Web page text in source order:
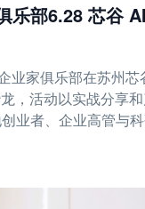
乐部6.28 芯谷
业家俱乐部在苏州芯
，活动以实战分享
业者、企业高管与